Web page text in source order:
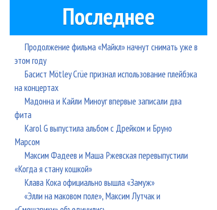
Последнее
Продолжение фильма «Майкл» начнут снимать уже в
этом году
Басист Mötley Crüe признал использование плейбэка
на концертах
Мадонна и Кайли Миноуг впервые записали два
фита
Karol G выпустила альбом с Дрейком и Бруно
Марсом
Максим Фадеев и Маша Ржевская перевыпустили
«Когда я стану кошкой»
Клава Кока официально вышла «Замуж»
«Элли на маковом поле», Максим Лутчак и